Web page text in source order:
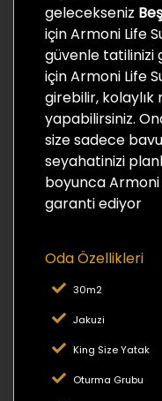
gelecekseniz
için Armoni Life
güvenle tatilinizi
için Armoni Life
girebilir,
yapabilirsiniz.
size sadece
seyahatinizi
boyunca Armoni
garanti ediyor
Oda Özellikleri
30m2
Jakuzi
King Size Yatak
Oturma Grubu